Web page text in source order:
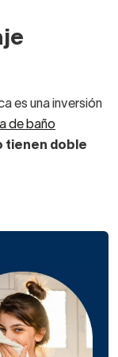
es una inversión
de baño
tienen doble
del agua
sale en todo